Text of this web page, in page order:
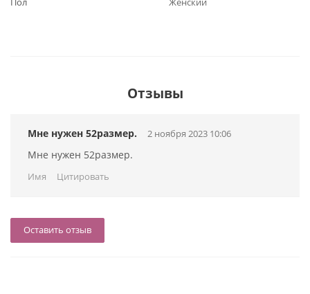
Отзывы
Мне нужен 52размер. 2 ноября 2023 10:06
Мне нужен 52размер.
Имя Цитировать
Оставить отзыв